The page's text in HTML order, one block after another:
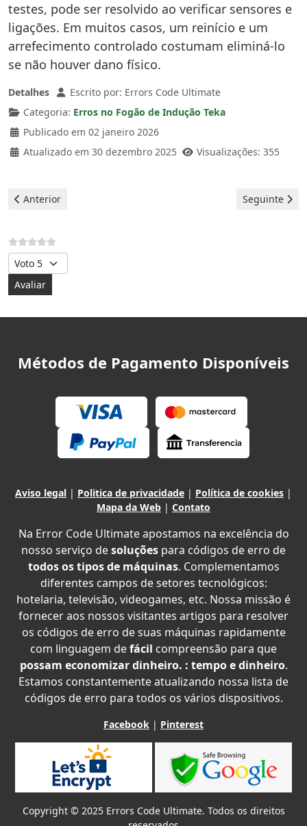
testes, pode ser resolvido ao verificar sensores e
ligações. Em muitos casos, um reinício e um
arrefecimento controlado costumam eliminá-lo
se não houver dano físico.
Detalhes Escrito por: Errors Code Ultimate
Categoria: Erros no Fogão de Indução Teka
Publicado em 02 janeiro 2026
Atualizado em 30 dezembro 2025
Visualizações: 355
Artigo anterior: Placas de indução Teka - Erro ER40
Anterior Artigo
Seguinte
Avalie, por favor
Métodos de Pagamento Disponíveis
Aviso legal | Politica de privacidade | Política de cookies |
Mapa da Web | Contato
Na Error Code Ultimate apostamos na excelência do
nosso serviço desoluções para códigos de erro de
todos os tipos de máquinas. Complementamos
diferentes campos de setores tecnológicos:
hotelaria, televisão, videogames, etc. Nossa missão é
fornecer aos nossos visitantes artigos para resolver
os códigos de erro de suas máquinas rapidamente
com linguagem defácil compreensão para que
possam economizar dinheiro. : tempo e dinheiro.
Estamos constantemente atualizando nossa lista de
códigos de erro para todos os vários dispositivos.
Facebook | Pinterest
Copyright © 2025 Errors Code Ultimate. Todos os direitos